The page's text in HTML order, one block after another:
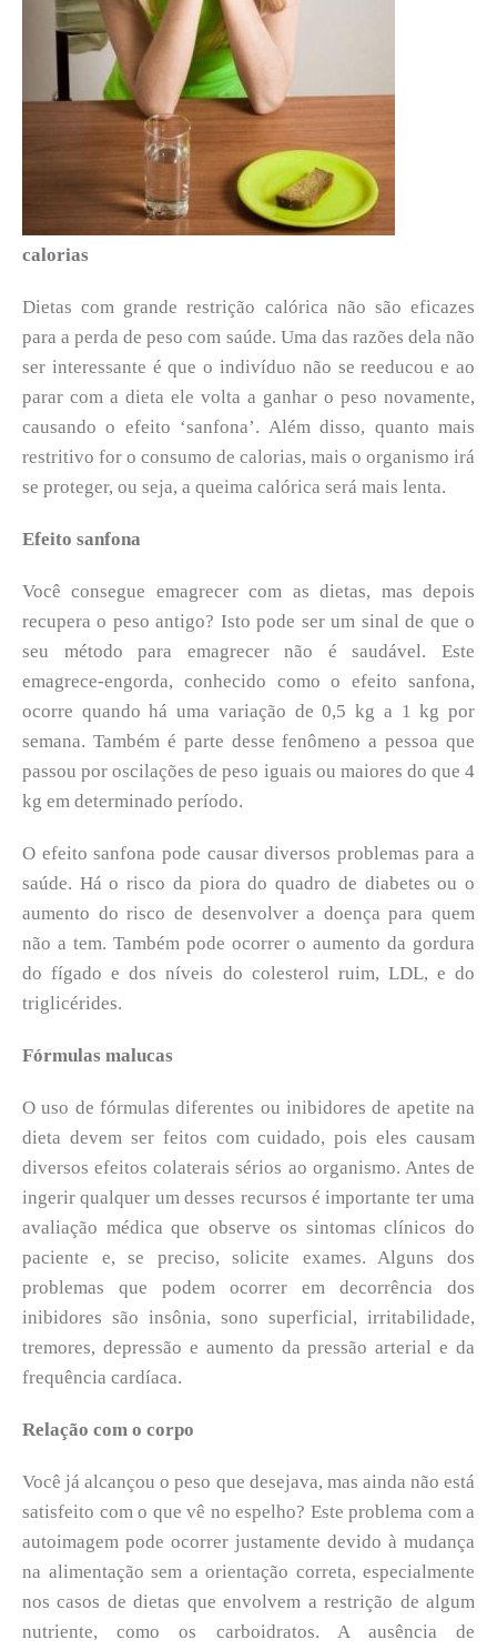
calorias
Dietas com grande restrição calórica não são eficazes
para a perda de peso com saúde. Uma das razões dela não
ser interessante é que o indivíduo não se reeducou e ao
parar com a dieta ele volta a ganhar o peso novamente,
causando o efeito ‘sanfona’. Além disso, quanto mais
restritivo for o consumo de calorias, mais o organismo irá
se proteger, ou seja, a queima calórica será mais lenta.
Efeito sanfona
Você consegue emagrecer com as dietas, mas depois
recupera o peso antigo? Isto pode ser um sinal de que o
seu método para emagrecer não é saudável. Este
emagrece-engorda, conhecido como o efeito sanfona,
ocorre quando há uma variação de 0,5 kg a 1 kg por
semana. Também é parte desse fenômeno a pessoa que
passou por oscilações de peso iguais ou maiores do que 4
kg em determinado período.
O efeito sanfona pode causar diversos problemas para a
saúde. Há o risco da piora do quadro de diabetes ou o
aumento do risco de desenvolver a doença para quem
não a tem. Também pode ocorrer o aumento da gordura
do fígado e dos níveis do colesterol ruim, LDL, e do
triglicérides.
Fórmulas malucas
O uso de fórmulas diferentes ou inibidores de apetite na
dieta devem ser feitos com cuidado, pois eles causam
diversos efeitos colaterais sérios ao organismo. Antes de
ingerir qualquer um desses recursos é importante ter uma
avaliação médica que observe os sintomas clínicos do
paciente e, se preciso, solicite exames. Alguns dos
problemas que podem ocorrer em decorrência dos
inibidores são insônia, sono superficial, irritabilidade,
tremores, depressão e aumento da pressão arterial e da
frequência cardíaca.
Relação com o corpo
Você já alcançou o peso que desejava, mas ainda não está
satisfeito com o que vê no espelho? Este problema com a
autoimagem pode ocorrer justamente devido à mudança
na alimentação sem a orientação correta, especialmente
nos casos de dietas que envolvem a restrição de algum
nutriente, como os carboidratos. A ausência de